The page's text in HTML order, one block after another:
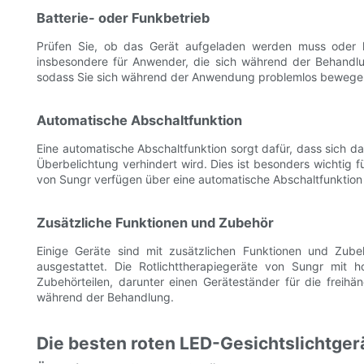
Batterie- oder Funkbetrieb
Prüfen Sie, ob das Gerät aufgeladen werden muss oder
insbesondere für Anwender, die sich während der
sodass Sie sich während der Anwendung problemlos
Automatische Abschaltfunktion
Eine automatische Abschaltfunktion sorgt dafür, dass sich
Überbelichtung verhindert wird. Dies ist besonders wichtig
von Sungr verfügen über eine automatische
Zusätzliche Funktionen und Zubehör
Einige Geräte sind mit zusätzlichen Funktionen und
ausgestattet. Die Rotlichttherapiegeräte von Sungr mit
Zubehörteilen, darunter einen Geräteständer für die
während der Behandlung.
Die besten roten LED-